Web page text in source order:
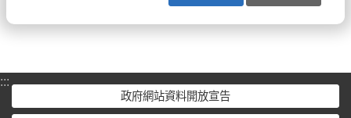
:::
政府網站資料開放宣告